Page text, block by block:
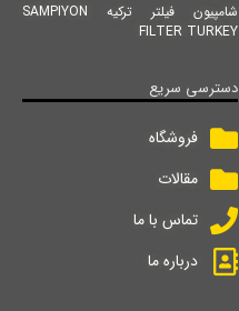
شامپیون فیلتر ترکیه SAMPIYON
FILTER TURKEY
دسترسی سریع
فروشگاه
مقالات
تماس با ما
درباره ما